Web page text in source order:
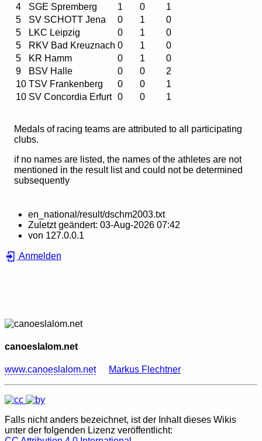
4
SGE Spremberg 1 0
1
5
SV SCHOTT Jena 0 1
0
5
LKC Leipzig 0 1
0
5
RKV Bad Kreuznach 0 1
0
5
KR Hamm 0 1
0
9
BSV Halle 0 0
2
10 TSV Frankenberg 0 0
1
10 SV Concordia Erfurt 0 0 1
Medals of racing teams are attributed to all participating
clubs.
if no names are listed, the names of the athletes are not
mentioned in the result list and could not be determined
subsequently
en_national/result/dschm2003.txt
Zuletzt geändert: 03-Aug-2026 07:42
von 127.0.0.1
Anmelden
canoeslalom.net
www.canoeslalom.net Markus Flechtner
Falls nicht anders bezeichnet, ist der Inhalt dieses Wikis
unter der folgenden Lizenz veröffentlicht: